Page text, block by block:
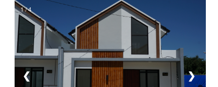
1 / 4
❮ ❯